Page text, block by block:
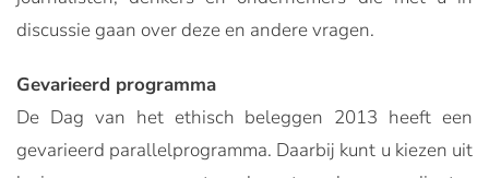
discussie gaan over deze en andere vragen.
Gevarieerd programma
De Dag van het ethisch beleggen 2013 heeft een
gevarieerd parallelprogramma. Daarbij kunt u kiezen uit